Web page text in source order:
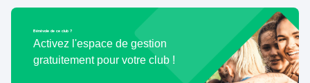
Bénévole de ce club ?
Activez l'espace de gestion
gratuitement pour votre club !